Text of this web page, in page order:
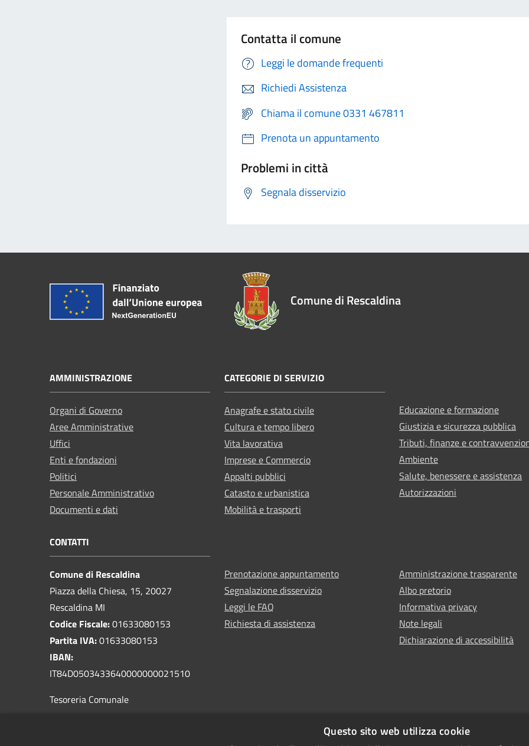
Contatta il comune
Leggi le domande frequenti
Richiedi Assistenza
Chiama il comune 0331 467811
Prenota un appuntamento
Problemi in città
Segnala disservizio
Comune di Rescaldina
AMMINISTRAZIONE
Organi di Governo
Aree Amministrative
Uffici
Enti e fondazioni
Politici
Personale Amministrativo
Documenti e dati
CATEGORIE DI SERVIZIO
Anagrafe e stato civile
Cultura e tempo libero
Vita lavorativa
Imprese e Commercio
Appalti pubblici
Catasto e urbanistica
Mobilità e trasporti
Educazione e formazione
Giustizia e sicurezza pubblica
Tributi, finanze e
Ambiente
Salute, benessere e assistenza
Autorizzazioni
CONTATTI
Comune di Rescaldina
Piazza della Chiesa, 15, 20027
Rescaldina MI
Codice Fiscale:01633080153
Partita IVA:01633080153
IBAN:
IT84D0503433640000000021510
Tesoreria Comunale
Prenotazione appuntamento
Segnalazione disservizio
Leggi le FAQ
Richiesta di assistenza
Amministrazione trasparente
Albo pretorio
Informativa privacy
Note legali
Dichiarazione di accessibilità
Questo sito web utilizza cookie